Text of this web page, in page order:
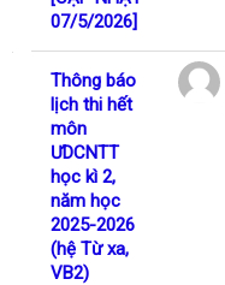
07/5/2026]
Thông báo
lịch thi hết
môn
ƯDCNTT
học kì 2,
năm học
2025-2026
(hệ Từ xa,
VB2)